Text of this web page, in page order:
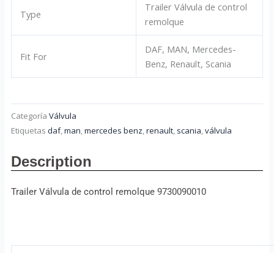
Type
Trailer Válvula de control
remolque
Fit For
DAF, MAN, Mercedes-
Benz, Renault, Scania
Categoría Válvula
Etiquetas daf,man,mercedes benz,renault, scania,válvula
Description
Trailer Válvula de control remolque 9730090010